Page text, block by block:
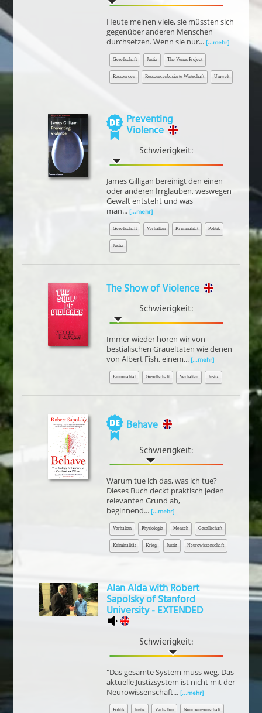
Heute meinen viele, sie müssten sich
gegenüber anderen Menschen
durchsetzen. Wenn sie nur... [...mehr]
Gesellschaft Justiz The Venus Project
Ressourcen Ressourcenbasierte Wirtschaft Umwelt
Preventing
Violence
Schwierigkeit:
James Gilligan bereinigt den einen
oder anderen Irrglauben, weswegen
Gewalt entsteht und was
man... [...mehr]
Gesellschaft Verhalten Kriminalität Politik
Justiz
The Show of Violence
Schwierigkeit:
Immer wieder hören wir von
bestialischen Gräueltaten wie denen
von Albert Fish, einem... [...mehr]
Kriminalität Gesellschaft Verhalten Justiz
Behave
Schwierigkeit:
Warum tue ich das, was ich tue?
Dieses Buch deckt praktisch jeden
relevanten Grund ab,
beginnend... [...mehr]
Verhalten Physiologie Mensch Gesellschaft
Kriminalität Krieg Justiz Neurowissenschaft
Alan Alda with Robert
Sapolsky of Stanford
University - EXTENDED
Schwierigkeit:
"Das gesamte System muss weg. Das
aktuelle Justizsystem ist nicht mit der
Neurowissenschaft... [...mehr]
Politik Justiz Verhalten Neurowissenschaft